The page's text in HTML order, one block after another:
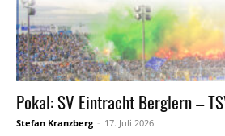
Pokal: SV Eintracht Berglern –
Stefan Kranzberg - 17. Juli 2026